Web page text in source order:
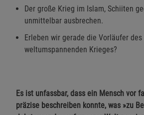
Der große Krieg im Islam, Schiiten
unmittelbar ausbrechen.
Erleben wir gerade die Vorläufer des
weltumspannenden Krieges?
Es ist unfassbar, dass ein Mensch vor
präzise beschreiben konnte, was »zu